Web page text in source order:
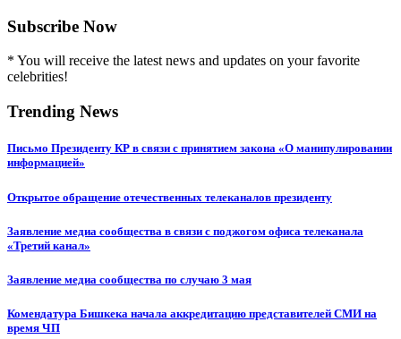
Subscribe Now
* You will receive the latest news and updates on your favorite
celebrities!
Trending News
Письмо Президенту КР в связи с принятием закона «О манипулировании
информацией»
Открытое обращение отечественных телеканалов президенту
Заявление медиа сообщества в связи с поджогом офиса телеканала
«Третий канал»
Заявление медиа сообщества по случаю 3 мая
Комендатура Бишкека начала аккредитацию представителей СМИ на
время ЧП